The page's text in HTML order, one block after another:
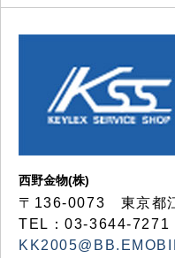
西野金物(株)
〒136-0073 東京都
TEL：